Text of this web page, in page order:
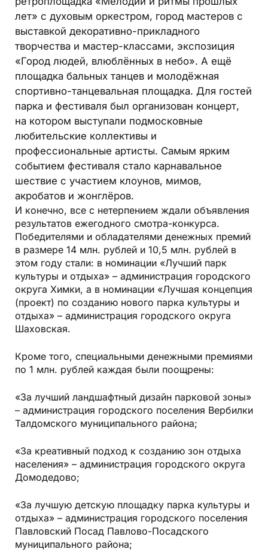
лет» с духовым оркестром, город мастеров с
выставкой декоративно-прикладного
творчества и мастер-классами, экспозиция
«Город людей, влюблённых в небо». А ещё
площадка бальных танцев и молодёжная
спортивно-танцевальная площадка. Для гостей
парка и фестиваля был организован концерт,
на котором выступали подмосковные
любительские коллективы и
профессиональные артисты. Самым ярким
событием фестиваля стало карнавальное
шествие с участием клоунов, мимов,
акробатов и жонглёров.
И конечно, все с нетерпением ждали объявления
результатов ежегодного смотра-конкурса.
Победителями и обладателями денежных премий
в размере 14 млн. рублей и 10,5 млн. рублей в
этом году стали: в номинации «Лучший парк
культуры и отдыха» – администрация городского
округа Химки, а в номинации «Лучшая концепция
(проект) по созданию нового парка культуры и
отдыха» – администрация городского округа
Шаховская.
Кроме того, специальными денежными премиями
по 1 млн. руб­лей каждая были поощрены:
«За лучший ландшафтный дизайн парковой зоны»
– администрация городского поселения Вербилки
Талдомского муниципального района;
«За креативный подход к созданию зон отдыха
населения» – администрация городского округа
Домодедово;
«За лучшую детскую площадку парка культуры и
отдыха» – администрация городского поселения
Павловский Посад Павлово-Посадского
муниципального района;